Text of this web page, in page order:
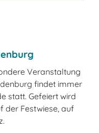
Veranstaltung
findet immer
statt. Gefeiert wird
der Festwiese, auf